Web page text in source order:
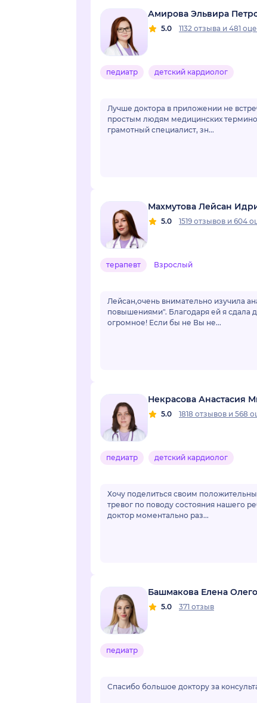
Амирова Эльвира
5.0 1132 отзыва и 481
педиатр детский кардиолог
Лучше доктора в приложении не
простым людям медицинских
грамотный специалист, зн...
Махмутова Лейсан
5.0 1519 отзывов и 604
терапевт Взрослый
Лейсан,очень внимательно изучила
повышениями". Благодаря ей я сдала
огромное! Если бы не Вы не...
Некрасова Анастасия
5.0 1818 отзывов и 568
педиатр детский кардиолог
Хочу поделиться своим
тревог по поводу состояния нашего
доктор моментально раз...
Башмакова Елена
5.0 371 отзыв
педиатр
Спасибо большое доктору за